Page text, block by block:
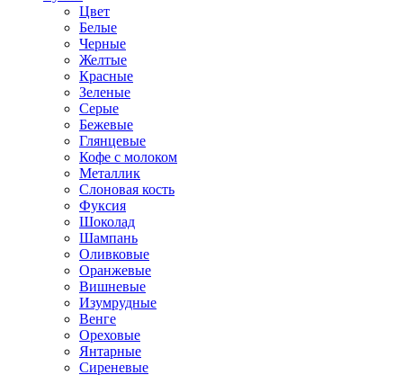
Цвет
Белые
Черные
Желтые
Красные
Зеленые
Серые
Бежевые
Глянцевые
Кофе с молоком
Металлик
Слоновая кость
Фуксия
Шоколад
Шампань
Оливковые
Оранжевые
Вишневые
Изумрудные
Венге
Ореховые
Янтарные
Сиреневые